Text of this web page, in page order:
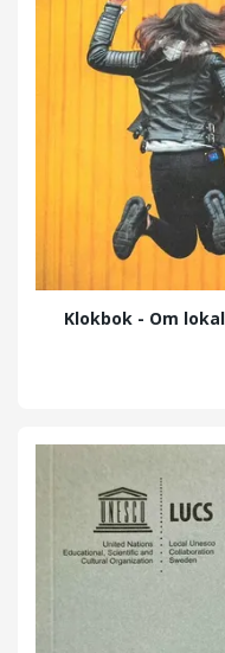
Klokbok - Om